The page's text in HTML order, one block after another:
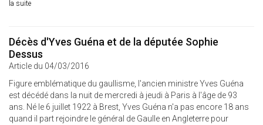
la suite
Décès d'Yves Guéna et de la députée Sophie
Dessus
Article du 04/03/2016
Figure emblématique du gaullisme, l'ancien ministre Yves Guéna
est décédé dans la nuit de mercredi à jeudi à Paris à l'âge de 93
ans. Né le 6 juillet 1922 à Brest, Yves Guéna n'a pas encore 18 ans
quand il part rejoindre le général de Gaulle en Angleterre pour